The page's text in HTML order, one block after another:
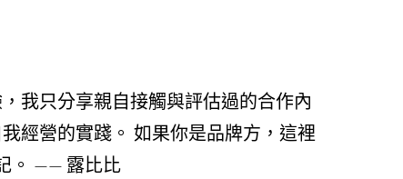
我只分享親自接觸與評估過的合作內
經營的實踐。 如果你是品牌方，這裡
。 —— 露比比